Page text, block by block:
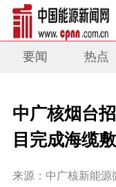
要闻 热点
中广核烟台
目完成海缆
来源：中广核新能源